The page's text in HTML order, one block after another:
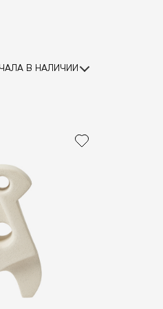
В НАЛИЧИИ